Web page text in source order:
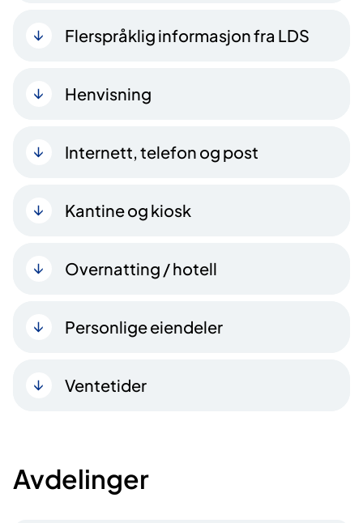
Flerspråklig informasjon fra LDS
Henvisning
Internett, telefon og post
Kantine og kiosk
Overnatting / hotell
Personlige eiendeler
Ventetider
Avdelinger